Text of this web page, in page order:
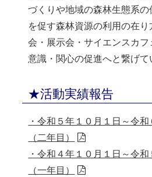
づくりや地域の森林生態系
を促す森林資源の利用の在
会・展示会・サイエンスカ
意識・関心の促進へと繋げて
★活動実績報告
・令和５年１０月１日～令
（二年目）
・令和４年１０月１日～令
（一年目）